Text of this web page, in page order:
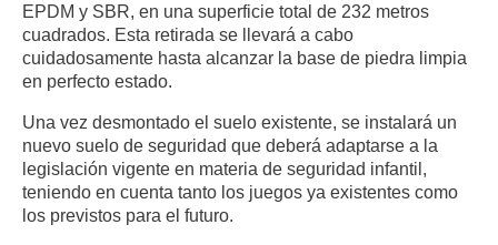
EPDM y SBR, en una superficie total de 232 metros
cuadrados. Esta retirada se llevará a cabo
cuidadosamente hasta alcanzar la base de piedra limpia
en perfecto estado.
Una vez desmontado el suelo existente, se instalará un
nuevo suelo de seguridad que deberá adaptarse a la
legislación vigente en materia de seguridad infantil,
teniendo en cuenta tanto los juegos ya existentes como
los previstos para el futuro.